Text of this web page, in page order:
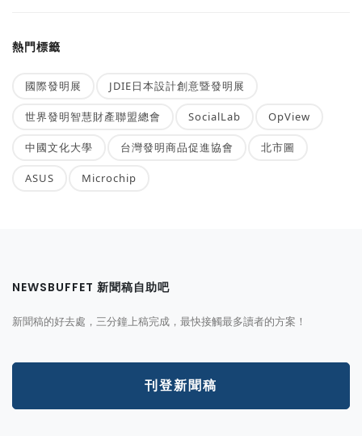
熱門標籤
國際發明展 JDIE日本設計創意暨發明展
世界發明智慧財產聯盟總會 SocialLab OpView
中國文化大學 台灣發明商品促進協會 北市圖
ASUS Microchip
NEWSBUFFET 新聞稿自助吧
新聞稿的好去處，三分鐘上稿完成，最快接觸最多讀者的方案！
刊登新聞稿